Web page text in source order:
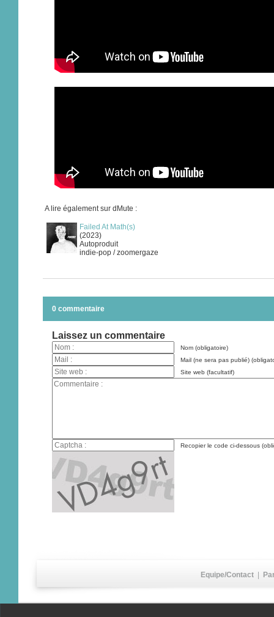
A lire également sur dMute :
Failed At Math(s)
(2023)
Autoproduit
indie-pop / zoomergaze
0 commentaire
Laissez un commentaire
Nom (obligatoire)
Mail (ne sera pas publié)
Site web (facultatif)
Recopier le code ci-dessous
Equipe/Contact